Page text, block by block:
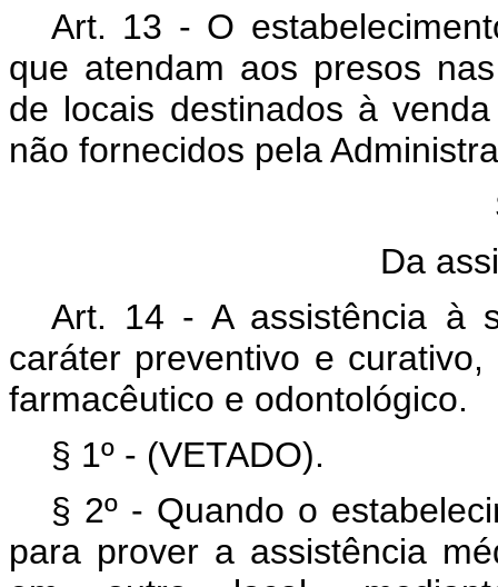
Art. 13 - O
que atendam aos presos
de locais destinados à
não fornecidos pela
Da
Art. 14 - A assistência à
caráter preventivo e
farmacêutico e odontológico.
§ 1º - (VETADO).
§ 2º - Quando o
para prover a assistência